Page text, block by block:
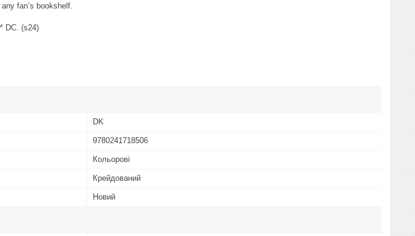
fan’s bookshelf.
DC. (s24)
DK
9780241718506
Кольорові
Крейдований
Новий